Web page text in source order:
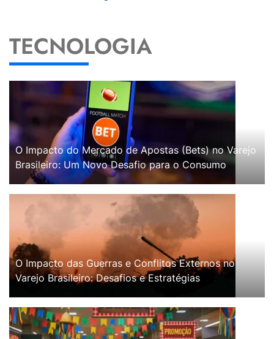
TECNOLOGIA
O Impacto do Mercado de Apostas (Bets) no Varejo
Brasileiro: Um Novo Desafio para o Consumo
O Impacto das Guerras e Conflitos Externos no
Varejo Brasileiro: Desafios e Estratégias